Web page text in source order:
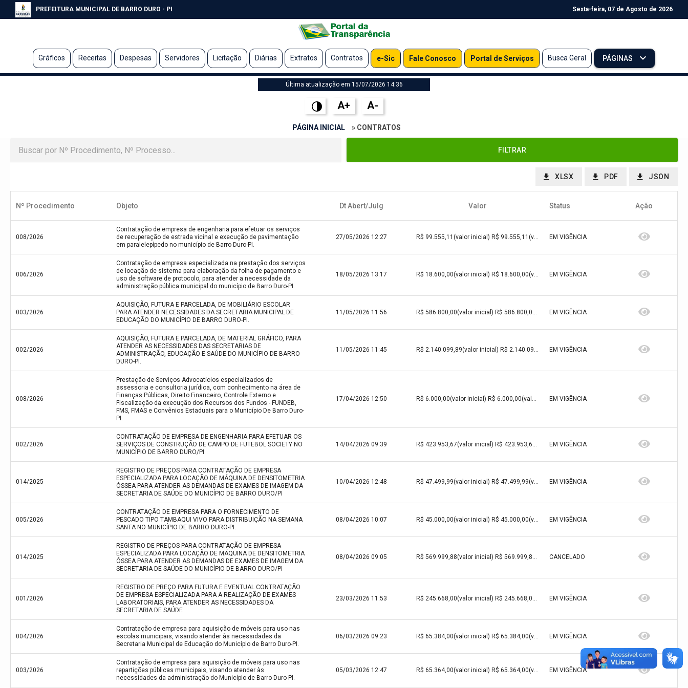
PREFEITURA MUNICIPAL DE BARRO DURO - PI Sexta-feira, 07 de Agosto de 2026
Gráficos Receitas Despesas Servidores Licitação Diárias Extratos Contratos e-Sic Fale Conosco Portal de Serviços Busca Geral PÁGINAS
Última atualização em 15/07/2026 14:36
A+ A-
PÁGINA INICIAL » CONTRATOS
FILTRAR
XLSX PDF JSON
Nº Procedimento Objeto Dt Abert/Julg Valor Status Ação
008/2026
Contratação de empresa de engenharia para efetuar os serviços
de recuperação de estrada vicinal e execução de pavimentação
em paralelepípedo no município de Barro Duro-PI.
27/05/2026 12:27 R$ 99.555,11(valor inicial) R$ 99.555,11(valor atualizado) EM VIGÊNCIA
006/2026
Contratação de empresa especializada na prestação dos serviços
de locação de sistema para elaboração da folha de pagamento e
uso de software de protocolo, para atender a necessidade da
administração pública municipal do município de Barro Duro-PI.
18/05/2026 13:17 R$ 18.600,00(valor inicial) R$ 18.600,00(valor atualizado) EM VIGÊNCIA
003/2026
AQUISIÇÃO, FUTURA E PARCELADA, DE MOBILIÁRIO ESCOLAR
PARA ATENDER NECESSIDADES DA SECRETARIA MUNICIPAL DE
EDUCAÇÃO DO MUNICÍPIO DE BARRO DURO-PI.
11/05/2026 11:56 R$ 586.800,00(valor inicial) R$ 586.800,00(valor atualizado) EM VIGÊNCIA
002/2026
AQUISIÇÃO, FUTURA E PARCELADA, DE MATERIAL GRÁFICO, PARA
ATENDER AS NECESSIDADES DAS SECRETARIAS DE
ADMINISTRAÇÃO, EDUCAÇÃO E SAÚDE DO MUNICÍPIO DE BARRO
DURO-PI.
11/05/2026 11:45 R$ 2.140.099,89(valor inicial) R$ 2.140.099,89(valor atualizado) EM VIGÊNCIA
008/2026
Prestação de Serviços Advocatícios especializados de
assessoria e consultoria jurídica, com conhecimento na área de
Finanças Públicas, Direito Financeiro, Controle Externo e
Fiscalização da execução dos Recursos dos Fundos - FUNDEB,
FMS, FMAS e Convênios Estaduais para o Município De Barro Duro-
PI.
17/04/2026 12:50 R$ 6.000,00(valor inicial) R$ 6.000,00(valor atualizado) EM VIGÊNCIA
002/2026
CONTRATAÇÃO DE EMPRESA DE ENGENHARIA PARA EFETUAR OS
SERVIÇOS DE CONSTRUÇÃO DE CAMPO DE FUTEBOL SOCIETY NO
MUNICÍPIO DE BARRO DURO/PI
14/04/2026 09:39 R$ 423.953,67(valor inicial) R$ 423.953,67(valor atualizado) EM VIGÊNCIA
014/2025
REGISTRO DE PREÇOS PARA CONTRATAÇÃO DE EMPRESA
ESPECIALIZADA PARA LOCAÇÃO DE MÁQUINA DE DENSITOMETRIA
ÓSSEA PARA ATENDER AS DEMANDAS DE EXAMES DE IMAGEM DA
SECRETARIA DE SAÚDE DO MUNICÍPIO DE BARRO DURO/PI
10/04/2026 12:48 R$ 47.499,99(valor inicial) R$ 47.499,99(valor atualizado) EM VIGÊNCIA
005/2026
CONTRATAÇÃO DE EMPRESA PARA O FORNECIMENTO DE
PESCADO TIPO TAMBAQUI VIVO PARA DISTRIBUIÇÃO NA SEMANA
SANTA NO MUNICÍPIO DE BARRO DURO-PI.
08/04/2026 10:07 R$ 45.000,00(valor inicial) R$ 45.000,00(valor atualizado) EM VIGÊNCIA
014/2025
REGISTRO DE PREÇOS PARA CONTRATAÇÃO DE EMPRESA
ESPECIALIZADA PARA LOCAÇÃO DE MÁQUINA DE DENSITOMETRIA
ÓSSEA PARA ATENDER AS DEMANDAS DE EXAMES DE IMAGEM DA
SECRETARIA DE SAÚDE DO MUNICÍPIO DE BARRO DURO/PI
08/04/2026 09:05 R$ 569.999,88(valor inicial) R$ 569.999,88(valor atualizado) CANCELADO
001/2026
REGISTRO DE PREÇO PARA FUTURA E EVENTUAL CONTRATAÇÃO
DE EMPRESA ESPECIALIZADA PARA A REALIZAÇÃO DE EXAMES
LABORATORIAIS, PARA ATENDER AS NECESSIDADES DA
SECRETARIA DE SAÚDE
23/03/2026 11:53 R$ 245.668,00(valor inicial) R$ 245.668,00(valor atualizado) EM VIGÊNCIA
004/2026
Contratação de empresa para aquisição de móveis para uso nas
escolas municipais, visando atender às necessidades da
Secretaria Municipal de Educação do Município de Barro Duro-PI.
06/03/2026 09:23 R$ 65.384,00(valor inicial) R$ 65.384,00(valor atualizado) EM VIGÊNCIA
003/2026
Contratação de empresa para aquisição de móveis para uso nas
repartições públicas municipais, visando atender às
necessidades da administração do Município de Barro Duro-PI.
05/03/2026 12:47 R$ 65.364,00(valor inicial) R$ 65.364,00(valor atualizado) EM VIGÊNCIA